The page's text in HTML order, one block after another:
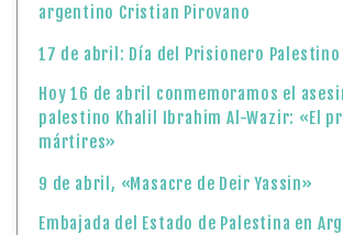
argentino Cristian Pirovano
17 de abril: Día del Prisionero Palestino
Hoy 16 de abril conmemoramos el
palestino Khalil Ibrahim Al-Wazir: «El
mártires»
9 de abril, «Masacre de Deir Yassin»
Embajada del Estado de Palestina en